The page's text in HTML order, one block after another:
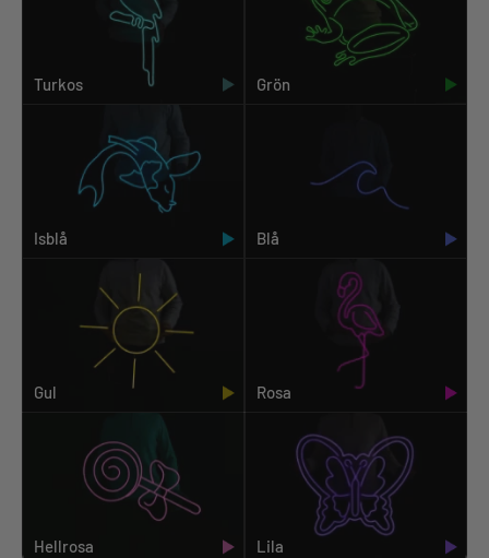
Turkos Grön
Isblå Blå
Gul Rosa
Hellrosa Lila